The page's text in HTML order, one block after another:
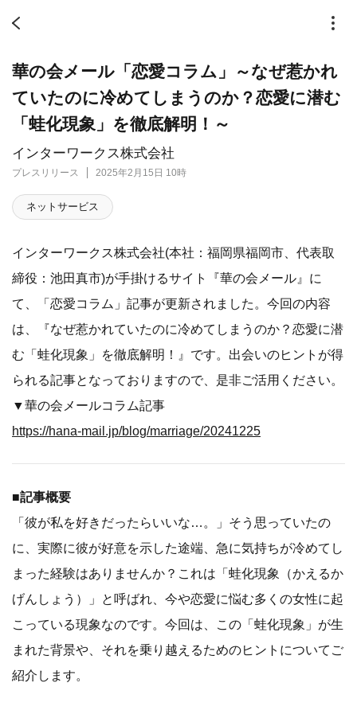
インターワークス株式会社
プレスリリース 2025年2月15日 10時
華の会メール「恋愛コラム」～なぜ惹かれ
ていたのに冷めてしまうのか？恋愛に潜む
「蛙化現象」を徹底解明！～
ネットサービス
インターワークス株式会社(本社：福岡県福岡市、代表取
締役：池田真市)が手掛けるサイト『華の会メール』に
て、「恋愛コラム」記事が更新されました。今回の内容
は、『なぜ惹かれていたのに冷めてしまうのか？恋愛に潜
む「蛙化現象」を徹底解明！』です。出会いのヒントが得
られる記事となっておりますので、是非ご活用ください。
▼華の会メールコラム記事
https://hana-mail.jp/blog/marriage/20241225
■記事概要
「彼が私を好きだったらいいな…。」そう思っていたの
に、実際に彼が好意を示した途端、急に気持ちが冷めてし
まった経験はありませんか？これは「蛙化現象（かえるか
げんしょう）」と呼ばれ、今や恋愛に悩む多くの女性に起
こっている現象なのです。今回は、この「蛙化現象」が生
まれた背景や、それを乗り越えるためのヒントについてご
紹介します。